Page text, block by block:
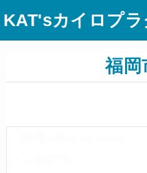
KAT'sカイロプラ
福岡